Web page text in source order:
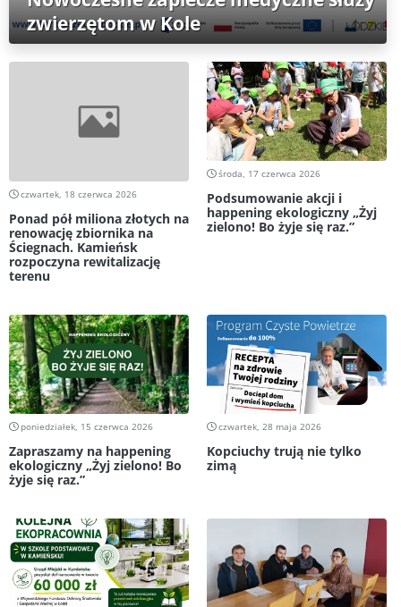
zwierzętom w Kole
czwartek, 18 czerwca 2026
Ponad pół miliona złotych na
renowację zbiornika na
Ściegnach. Kamieńsk
rozpoczyna rewitalizację
terenu
środa, 17 czerwca 2026
Podsumowanie akcji i
happening ekologiczny „Żyj
zielono! Bo żyje się raz.”
poniedziałek, 15 czerwca 2026
Zapraszamy na happening
ekologiczny „Żyj zielono! Bo
żyje się raz.”
czwartek, 28 maja 2026
Kopciuchy trują nie tylko
zimą